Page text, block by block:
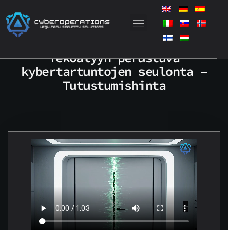
sisältöön
Tekoälyyn perustuva
kybertartuntojen seulonta –
Tutustumishinta